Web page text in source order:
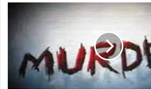
ಆತ್ಮಹತ್ಯೆಗೆ
ಶರಣಾದ